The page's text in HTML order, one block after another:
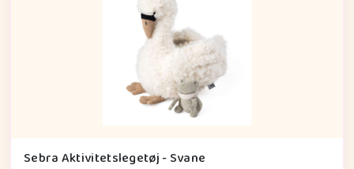
Sebra Aktivitetslegetøj - Svane